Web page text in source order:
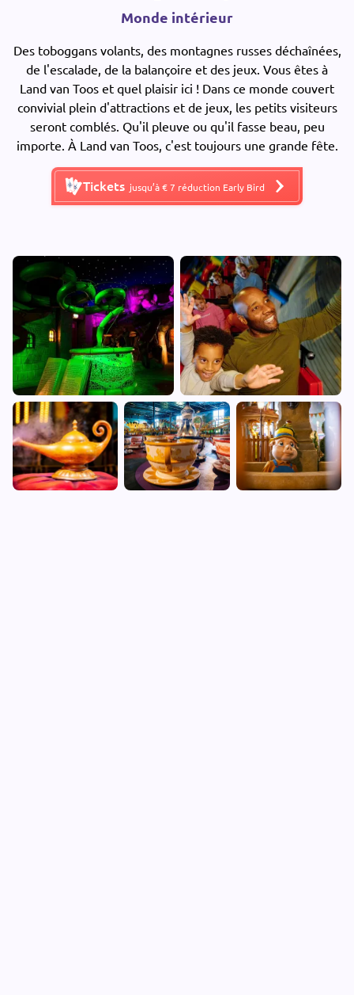
Monde intérieur
Des toboggans volants, des montagnes russes déchaînées,
de l'escalade, de la balançoire et des jeux. Vous êtes à
Land van Toos et quel plaisir ici ! Dans ce monde couvert
convivial plein d'attractions et de jeux, les petits visiteurs
seront comblés. Qu'il pleuve ou qu'il fasse beau, peu
importe. À Land van Toos, c'est toujours une grande fête.
Tickets jusqu’à € 7 réduction Early Bird